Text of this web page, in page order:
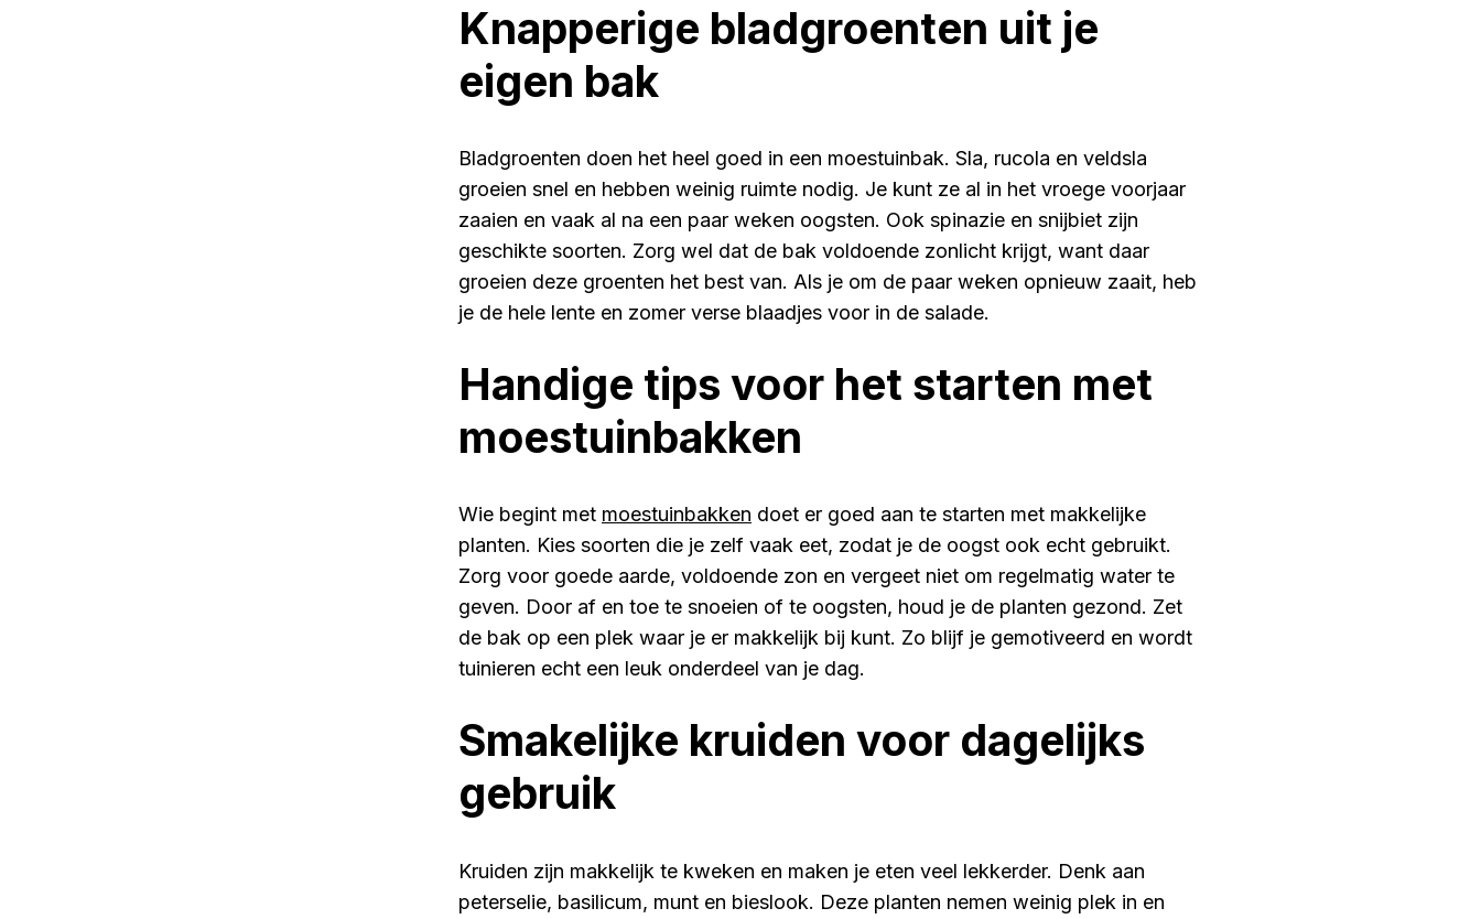
Knapperige bladgroenten uit je
eigen bak
Bladgroenten doen het heel goed in een moestuinbak. Sla, rucola en veldsla
groeien snel en hebben weinig ruimte nodig. Je kunt ze al in het vroege voorjaar
zaaien en vaak al na een paar weken oogsten. Ook spinazie en snijbiet zijn
geschikte soorten. Zorg wel dat de bak voldoende zonlicht krijgt, want daar
groeien deze groenten het best van. Als je om de paar weken opnieuw zaait, heb
je de hele lente en zomer verse blaadjes voor in de salade.
Handige tips voor het starten met
moestuinbakken
Wie begint met moestuinbakken doet er goed aan te starten met makkelijke
planten. Kies soorten die je zelf vaak eet, zodat je de oogst ook echt gebruikt.
Zorg voor goede aarde, voldoende zon en vergeet niet om regelmatig water te
geven. Door af en toe te snoeien of te oogsten, houd je de planten gezond. Zet
de bak op een plek waar je er makkelijk bij kunt. Zo blijf je gemotiveerd en wordt
tuinieren echt een leuk onderdeel van je dag.
Smakelijke kruiden voor dagelijks
gebruik
Kruiden zijn makkelijk te kweken en maken je eten veel lekkerder. Denk aan
peterselie, basilicum, munt en bieslook. Deze planten nemen weinig plek in en